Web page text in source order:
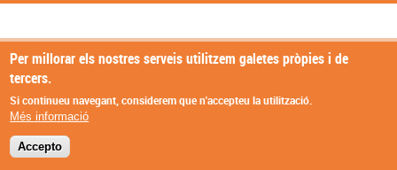
Per millorar els nostres serveis utilitzem galetes pròpies i de
tercers.
Si continueu navegant, considerem que n'accepteu la utilització.
Més informació
Accepto